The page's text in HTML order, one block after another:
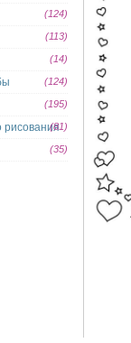
(124)
(113)
(14)
(124)
(195)
рисования(81)
(35)